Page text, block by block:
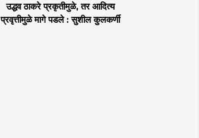
उद्धव ठाकरे प्रकृतीमुळे, तर आदित्य
प्रवृत्तीमुळे मागे पडले : सुशील कुलकर्णी